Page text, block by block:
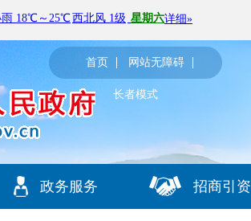
首页 网站无障碍
长者模式
政务服务 招商引资